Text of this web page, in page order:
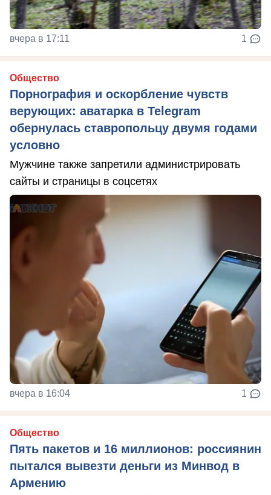
вчера в 17:11 1
Общество
Порнография и оскорбление чувств
верующих: аватарка в Telegram
обернулась ставропольцу двумя годами
условно
Мужчине также запретили администрировать
сайты и страницы в соцсетях
вчера в 16:04 1
Общество
Пять пакетов и 16 миллионов: россиянин
пытался вывезти деньги из Минвод в
Армению